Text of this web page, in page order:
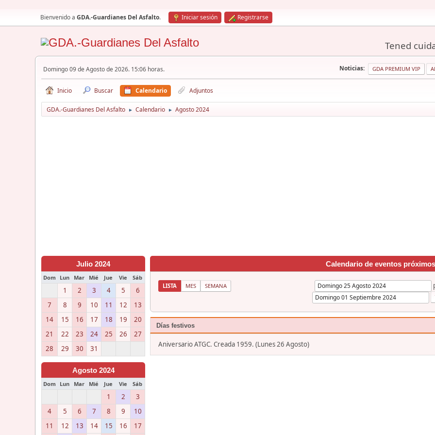
Bienvenido a GDA.-Guardianes Del Asfalto. Iniciar sesión Registrarse
Tened
Domingo 09 de Agosto de 2026. 15:06 horas. Noticias: GDA PREMIUM VIP
Inicio Buscar Calendario Adjuntos
GDA.-Guardianes Del Asfalto ► Calendario ► Agosto 2024
Julio 2024
Dom Lun Mar Mié Jue Vie Sáb
1 2 3 4 5
6
7
8 9 10 11 12
13
14
15 16 17 18 19
20
21
22 23 24 25 26
27
28
29 30 31
Agosto 2024
Dom Lun Mar Mié Jue Vie Sáb
1 2
3
4
5 6 7 8 9
10
11
12 13 14 15 16 17
Calendario de eventos próximos
LISTA MES SEMANA
Días festivos
Aniversario ATGC. Creada 1959. (Lunes 26 Agosto)